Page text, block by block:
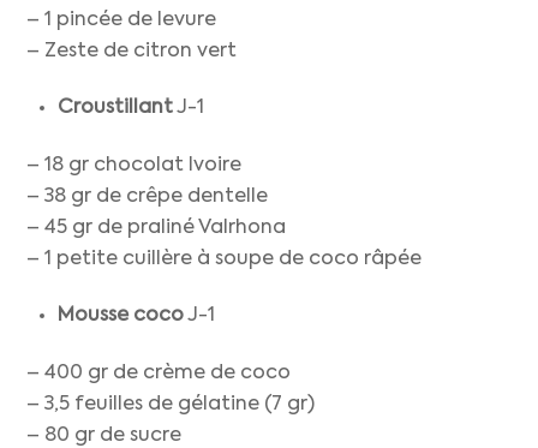
– 1 pincée de levure
– Zeste de citron vert
CroustillantJ-1
– 18 gr chocolat Ivoire
– 38 gr de crêpe dentelle
– 45 gr de praliné Valrhona
– 1 petite cuillère à soupe de coco râpée
Mousse cocoJ-1
– 400 gr de crème de coco
– 3,5 feuilles de gélatine (7 gr)
– 80 gr de sucre